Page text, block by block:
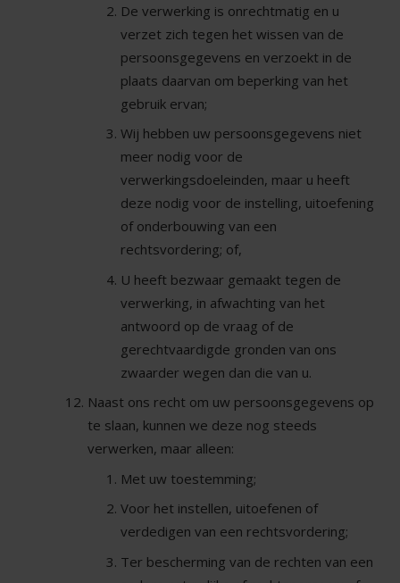
De verwerking is onrechtmatig en u
verzet zich tegen het wissen van de
persoonsgegevens en verzoekt in de
plaats daarvan om beperking van het
gebruik ervan;
Wij hebben uw persoonsgegevens niet
meer nodig voor de
verwerkingsdoeleinden, maar u heeft
deze nodig voor de instelling, uitoefening
of onderbouwing van een
rechtsvordering; of,
U heeft bezwaar gemaakt tegen de
verwerking, in afwachting van het
antwoord op de vraag of de
gerechtvaardigde gronden van ons
zwaarder wegen dan die van u.
Naast ons recht om uw persoonsgegevens op
te slaan, kunnen we deze nog steeds
verwerken, maar alleen:
Met uw toestemming;
Voor het instellen, uitoefenen of
verdedigen van een rechtsvordering;
Ter bescherming van de rechten van een